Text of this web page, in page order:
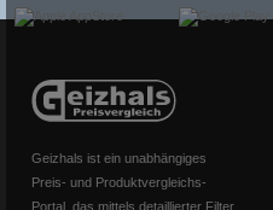
Geizhals ist ein unabhängiges
Preis- und Produktvergleichs-
Portal, das mittels detaillierter Filter